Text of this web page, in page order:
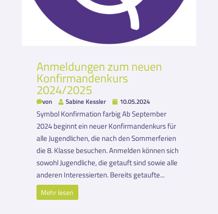
Anmeldungen zum neuen
Konfirmandenkurs
2024/2025
von Sabine Kessler 10.05.2024
Symbol Konfirmation farbig Ab September
2024 beginnt ein neuer Konfirmandenkurs für
alle Jugendlichen, die nach den Sommerferien
die 8. Klasse besuchen. Anmelden können sich
sowohl Jugendliche, die getauft sind sowie alle
anderen Interessierten. Bereits getaufte...
Mehr lesen